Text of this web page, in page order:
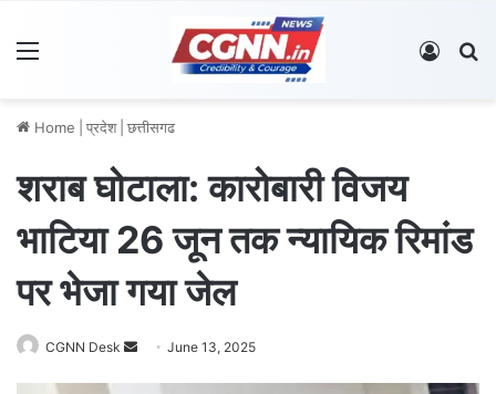
Log In
Home प्रदेश छत्तीसगढ
शराब घोटाला: कारोबारी विजय
भाटिया 26 जून तक न्यायिक रिमांड
पर भेजा गया जेल
CGNN Desk June 13, 2025